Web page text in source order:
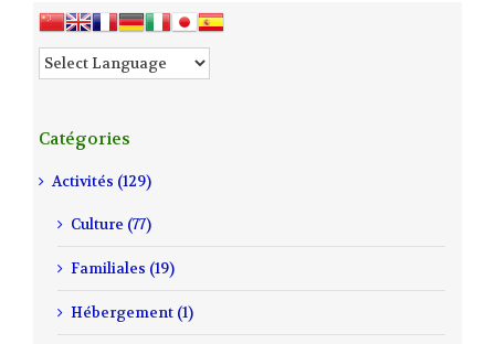
Catégories
Activités (129)
Culture (77)
Familiales (19)
Hébergement (1)